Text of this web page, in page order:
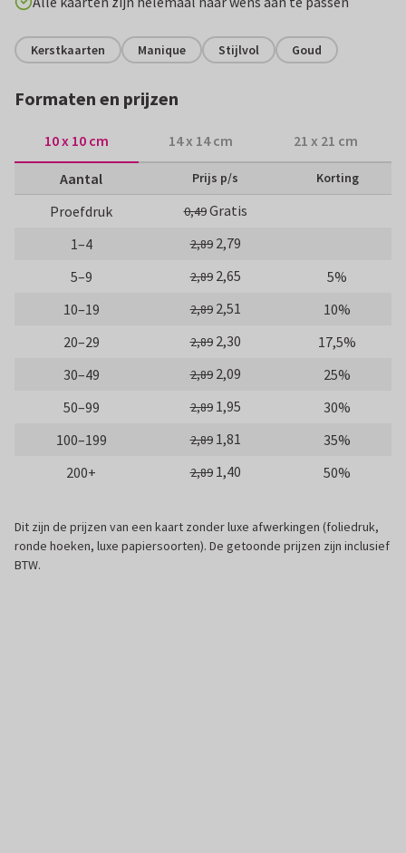
Kerstkaarten Manique Stijlvol Goud
Formaten en prijzen
10 x 10 cm 14 x 14 cm 21 x 21 cm
Aantal Prijs p/s Korting
Proefdruk 0,49Gratis
1–4
2,89 2,79
5–9
2,89 2,65
5%
10–19
2,89 2,51
10%
20–29
2,89 2,30
17,5%
30–49
2,89 2,09
25%
50–99
2,89 1,95
30%
100–199
2,89 1,81
35%
200+
2,89 1,40 50%
Dit zijn de prijzen van een kaart zonder luxe afwerkingen (foliedruk,
ronde hoeken, luxe papiersoorten). De getoonde prijzen zijn inclusief
BTW.